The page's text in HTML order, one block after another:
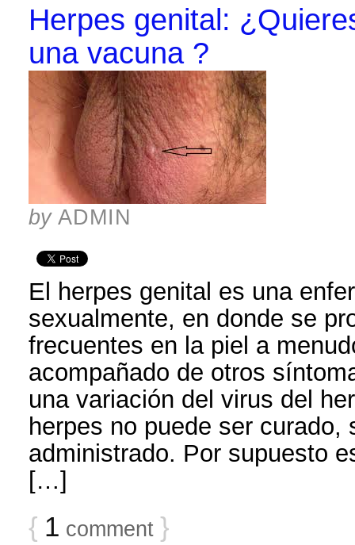
Herpes genital:
una vacuna ?
by ADMIN
El herpes genital es una
sexualmente, en donde se
frecuentes en la piel a
acompañado de otros
una variación del virus del
herpes no puede ser curado,
administrado. Por supuesto
[…]
{ 1 comment }